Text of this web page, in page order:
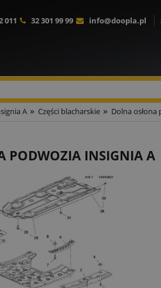
011 32 301 99 99 info@doopla.pl
A » Części blacharskie » Dolna
PODWOZIA INSIGNIA A